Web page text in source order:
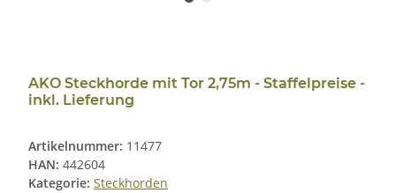
AKO Steckhorde mit Tor 2,75m - Staffelpreise -
inkl. Lieferung
Artikelnummer: 11477
HAN: 442604
Kategorie: Steckhorden